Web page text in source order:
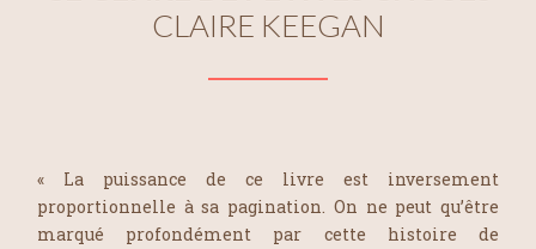
CLAIRE KEEGAN
« La puissance de ce livre est inversement
proportionnelle à sa pagination. On ne peut qu’être
marqué profondément par cette histoire de